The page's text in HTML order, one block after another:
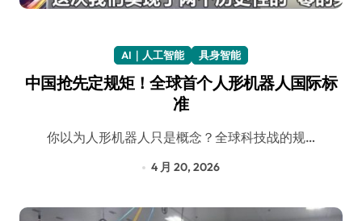
AI｜人工智能 具身智能
中国抢先定规矩！全球首个人形机器人国际标
准
你以为人形机器人只是概念？全球科技战的规…
4 月 20, 2026